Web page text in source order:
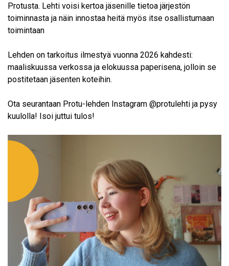
Protusta. Lehti voisi kertoa jäsenille tietoa järjestön
toiminnasta ja näin innostaa heitä myös itse osallistumaan
toimintaan
Lehden on tarkoitus ilmestyä vuonna 2026 kahdesti:
maaliskuussa verkossa ja elokuussa paperisena, jolloin se
postitetaan jäsenten koteihin.
Ota seurantaan Protu-lehden Instagram @protulehti ja pysy
kuulolla! Isoi juttui tulos!